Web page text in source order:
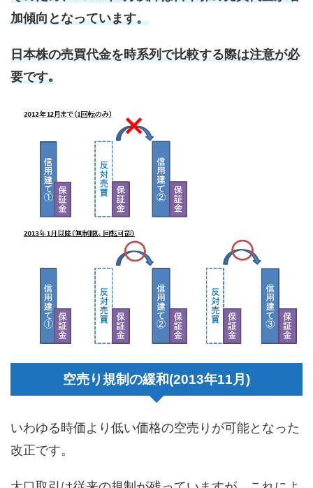
加傾向となっています。
日本株の売買代金を時系列で比較する際は注意が必
要です｡
空売り規制の緩和(2013年11月)
いわゆる時価より低い価格の空売りが可能となった
改正です。